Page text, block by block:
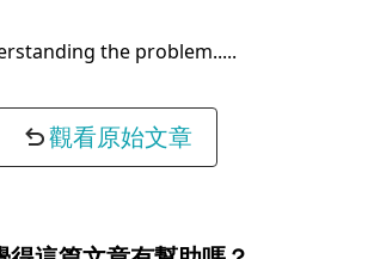
the problem...
觀看原始文章